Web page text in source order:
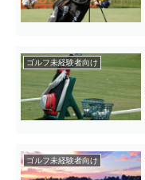
ゴルフ未経験者向け
ゴルフ未経験者向け